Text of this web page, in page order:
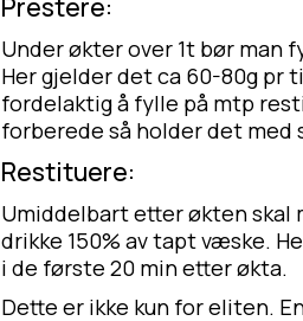
Prestere:
Under økter over 1t bør man
Her gjelder det ca 60-80g pr
fordelaktig å fylle på mtp
forberede så holder det
Restituere:
Umiddelbart etter økten skal
drikke 150% av tapt væske.
i de første 20 min etter økta.
Dette er ikke kun for eliten.